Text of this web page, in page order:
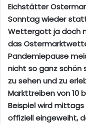
Eichstätter
Sonntag wieder
Wettergott ja doch
das
Pandemiepause
nicht so ganz schön
zu sehen und zu
Markttreiben von 10
Beispiel wird
offiziell eingeweiht,